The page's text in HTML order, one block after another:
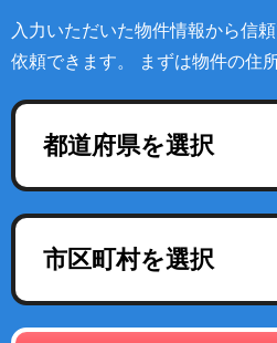
入力いただいた物件情報から信
依頼できます。 まずは物件の住
都道府県を選択
市区町村を選択